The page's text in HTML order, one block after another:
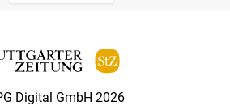
Digital GmbH 2026